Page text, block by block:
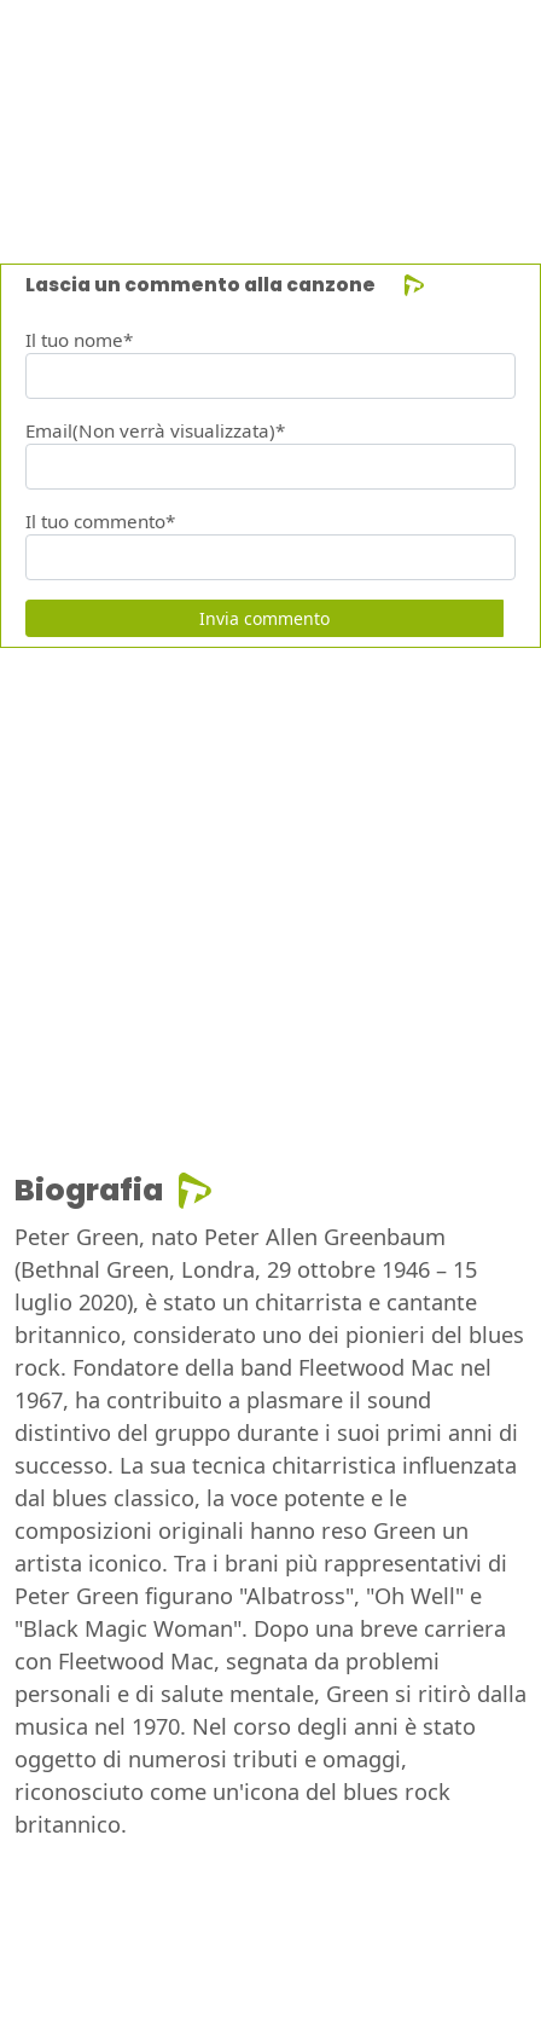
Lascia un commento alla canzone
Il tuo nome*
Email(Non verrà visualizzata)*
Il tuo commento*
Invia commento
Biografia
Peter Green, nato Peter Allen Greenbaum
(Bethnal Green, Londra, 29 ottobre 1946 – 15
luglio 2020), è stato un chitarrista e cantante
britannico, considerato uno dei pionieri del blues
rock. Fondatore della band Fleetwood Mac nel
1967, ha contribuito a plasmare il sound
distintivo del gruppo durante i suoi primi anni di
successo. La sua tecnica chitarristica influenzata
dal blues classico, la voce potente e le
composizioni originali hanno reso Green un
artista iconico. Tra i brani più rappresentativi di
Peter Green figurano "Albatross", "Oh Well" e
"Black Magic Woman". Dopo una breve carriera
con Fleetwood Mac, segnata da problemi
personali e di salute mentale, Green si ritirò dalla
musica nel 1970. Nel corso degli anni è stato
oggetto di numerosi tributi e omaggi,
riconosciuto come un'icona del blues rock
britannico.